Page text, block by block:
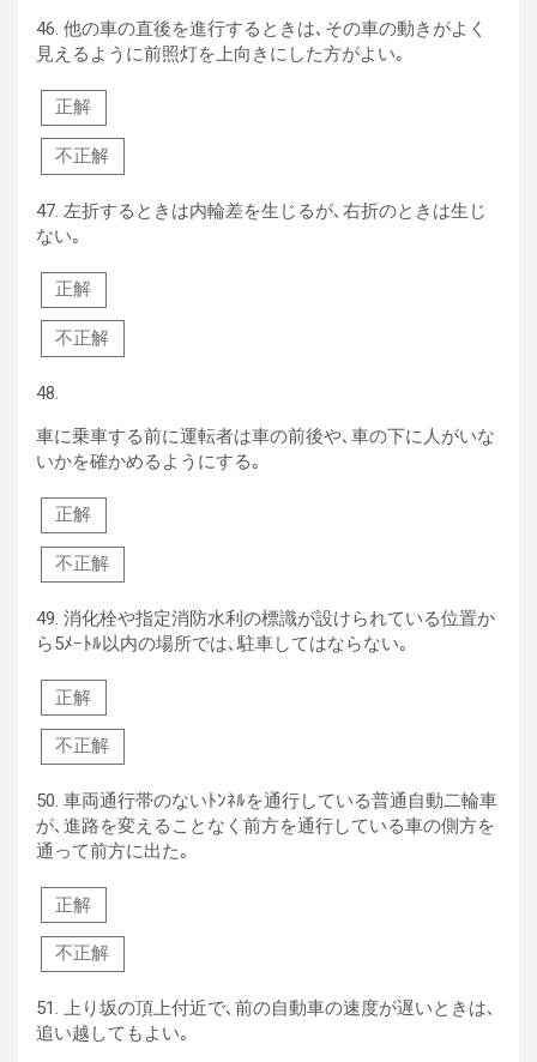
46. 他の車の直後を進行するときは､その車の動きがよく
見えるように前照灯を上向きにした方がよい｡
正解
不正解
47. 左折するときは内輪差を生じるが､右折のときは生じ
ない｡
正解
不正解
48.
車に乗車する前に運転者は車の前後や､車の下に人がいな
いかを確かめるようにする｡
正解
不正解
49. 消化栓や指定消防水利の標識が設けられている位置か
ら5ﾒｰﾄﾙ以内の場所では､駐車してはならない｡
正解
不正解
50. 車両通行帯のないﾄﾝﾈﾙを通行している普通自動二輪車
が､進路を変えることなく前方を通行している車の側方を
通って前方に出た｡
正解
不正解
51. 上り坂の頂上付近で､前の自動車の速度が遅いときは､
追い越してもよい｡